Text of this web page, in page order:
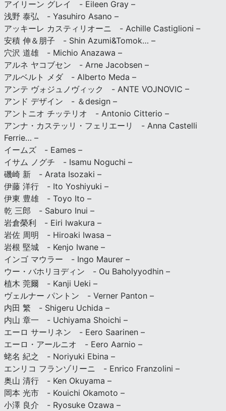
アイリーン グレイ - Eileen Gray –
浅野 泰弘 - Yasuhiro Asano –
アッキーレ カスティリオーニ - Achille Castiglioni –
安積 伸＆朋子 - Shin Azumi&Tomok… –
穴沢 道雄 - Michio Anazawa –
アルネ ヤコブセン - Arne Jacobsen –
アルベルト メダ - Alberto Meda –
アンテ ヴォジュノヴィック - ANTE VOJNOVIC –
アンド デザイン - ＆design –
アントニオ チッテリオ - Antonio Citterio –
アンナ・カステッリ・フェリエーリ - Anna Castelli
Ferrie… –
イームズ - Eames –
イサム ノグチ - Isamu Noguchi –
磯崎 新 - Arata Isozaki –
伊藤 洋行 - Ito Yoshiyuki –
伊東 豊雄 - Toyo Ito –
乾 三郎 - Saburo Inui –
岩倉榮利 - Eiri Iwakura –
岩佐 周明 - Hiroaki Iwasa –
岩根 堅城 - Kenjo Iwane –
インゴ マウラー - Ingo Maurer –
ウー・バホリヨディン - Ou Baholyyodhin –
植木 莞爾 - Kanji Ueki –
ヴェルナー パントン - Verner Panton –
内田 繁 - Shigeru Uchida –
内山 章一 - Uchiyama Shoichi –
エーロ サーリネン - Eero Saarinen –
エーロ・アールニオ - Eero Aarnio –
蛯名 紀之 - Noriyuki Ebina –
エンリコ フランゾリーニ - Enrico Franzolini –
奥山 清行 - Ken Okuyama –
岡本 光市 - Kouichi Okamoto –
小澤 良介 - Ryosuke Ozawa –